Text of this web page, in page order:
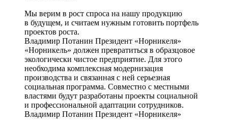
Мы верим в рост спроса на нашу продукцию
в будущем, и считаем нужным готовить портфель
проектов роста.
Владимир Потанин Президент «Норникеля»
«Норникель» должен превратиться в образцовое
экологически чистое предприятие. Для этого
необходима комплексная модернизация
производства и связанная с ней серьезная
социальная программа. Совместно с местными
властями будут разработаны проекты социальной
и профессиональной адаптации сотрудников.
Владимир Потанин Президент «Норникеля»